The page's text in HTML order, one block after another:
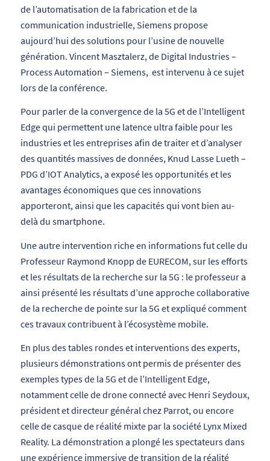
de l’automatisation de la fabrication et de la
communication industrielle, Siemens propose
aujourd’hui des solutions pour l’usine de nouvelle
génération. Vincent Masztalerz, de Digital Industries –
Process Automation – Siemens, est intervenu à ce sujet
lors de la conférence.
Pour parler de la convergence de la 5G et de l’Intelligent
Edge qui permettent une latence ultra faible pour les
industries et les entreprises afin de traiter et d’analyser
des quantités massives de données, Knud Lasse Lueth –
PDG d’IOT Analytics, a exposé les opportunités et les
avantages économiques que ces innovations
apporteront, ainsi que les capacités qui vont bien au-
delà du smartphone.
Une autre intervention riche en informations fut celle du
Professeur Raymond Knopp de EURECOM, sur les efforts
et les résultats de la recherche sur la 5G : le professeur a
ainsi présenté les résultats d’une approche collaborative
de la recherche de pointe sur la 5G et expliqué comment
ces travaux contribuent à l’écosystème mobile.
En plus des tables rondes et interventions des experts,
plusieurs démonstrations ont permis de présenter des
exemples types de la 5G et de l’Intelligent Edge,
notamment celle de drone connecté avec Henri Seydoux,
président et directeur général chez Parrot, ou encore
celle de casque de réalité mixte par la société Lynx Mixed
Reality. La démonstration a plongé les spectateurs dans
une expérience immersive de transition de la réalité